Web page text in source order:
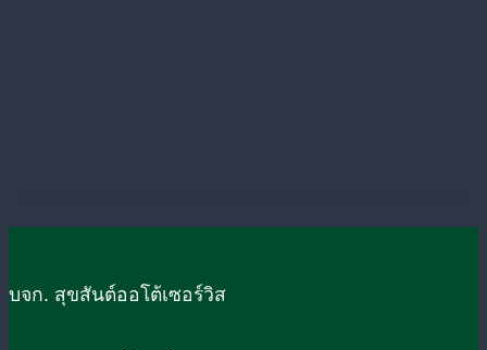
บจก. สุขสันต์ออโต้เซอร์วิส